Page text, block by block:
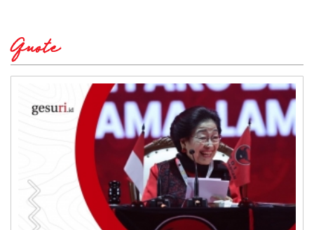
Quote